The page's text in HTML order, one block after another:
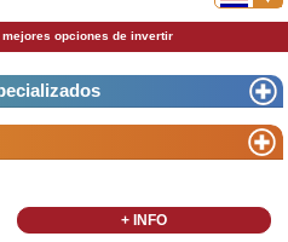
opciones de invertir
+ INFO